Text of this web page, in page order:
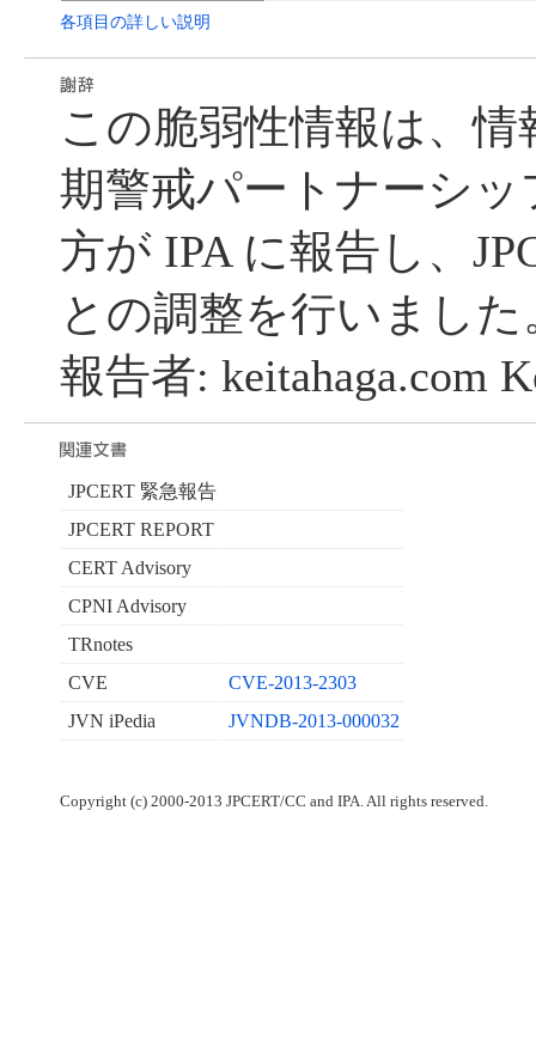
各項目の詳しい説明
この脆弱性情報は、
期警戒パートナーシ
方が IPA に報告し、
との調整を行いました
報告者: keitahaga.com
JPCERT 緊急報告
JPCERT REPORT
CERT Advisory
CPNI Advisory
TRnotes
CVE
CVE-2013-2303
JVN iPedia
JVNDB-2013-000032
Copyright (c) 2000-2013 JPCERT/CC and IPA. All rights reserved.